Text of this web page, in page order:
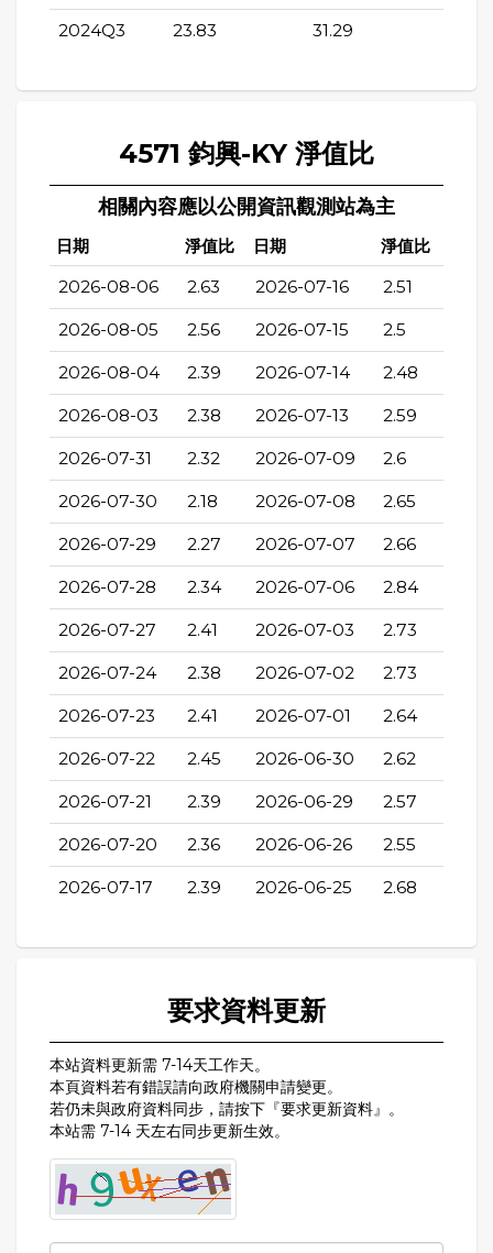
2024Q3 23.83 31.29
4571 鈞興-KY 淨值比
相關內容應以公開資訊觀測站為主
日期 淨值比 日期 淨值比
2026-08-06 2.63 2026-07-16 2.51
2026-08-05 2.56 2026-07-15 2.5
2026-08-04 2.39 2026-07-14 2.48
2026-08-03 2.38 2026-07-13 2.59
2026-07-31 2.32 2026-07-09 2.6
2026-07-30 2.18 2026-07-08 2.65
2026-07-29 2.27 2026-07-07 2.66
2026-07-28 2.34 2026-07-06 2.84
2026-07-27 2.41 2026-07-03 2.73
2026-07-24 2.38 2026-07-02 2.73
2026-07-23 2.41 2026-07-01 2.64
2026-07-22 2.45 2026-06-30 2.62
2026-07-21 2.39 2026-06-29 2.57
2026-07-20 2.36 2026-06-26 2.55
2026-07-17 2.39 2026-06-25 2.68
要求資料更新
本站資料更新需 7-14天工作天。
本頁資料若有錯誤請向政府機關申請變更。
若仍未與政府資料同步，請按下『要求更新資料』。
本站需 7-14 天左右同步更新生效。